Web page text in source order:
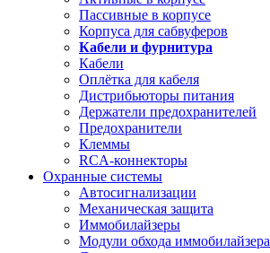
Пассивные в корпусе
Корпуса для сабвуферов
Кабели и фурнитура
Кабели
Оплётка для кабеля
Дистрибьюторы питания
Держатели предохранителей
Предохранители
Клеммы
RCA-коннекторы
Охранные системы
Автосигнализации
Механическая защита
Иммобилайзеры
Модули обхода иммобилайзера